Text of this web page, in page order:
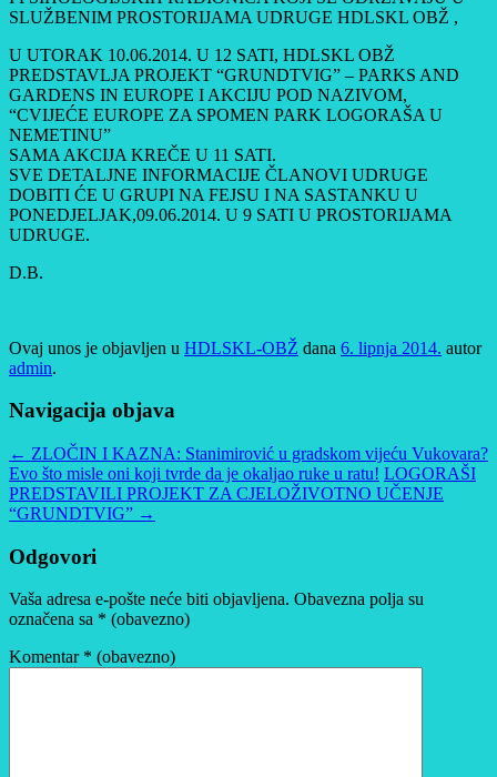
SLUŽBENIM PROSTORIJAMA UDRUGE HDLSKL OBŽ ,
U UTORAK 10.06.2014. U 12 SATI, HDLSKL OBŽ
PREDSTAVLJA PROJEKT “GRUNDTVIG” – PARKS AND
GARDENS IN EUROPE I AKCIJU POD NAZIVOM,
“CVIJEĆE EUROPE ZA SPOMEN PARK LOGORAŠA U
NEMETINU”
SAMA AKCIJA KREČE U 11 SATI.
SVE DETALJNE INFORMACIJE ČLANOVI UDRUGE
DOBITI ĆE U GRUPI NA FEJSU I NA SASTANKU U
PONEDJELJAK,09.06.2014. U 9 SATI U PROSTORIJAMA
UDRUGE.
D.B.
Ovaj unos je objavljen u HDLSKL-OBŽ dana 6. lipnja 2014. autor
admin.
Navigacija objava
← ZLOČIN I KAZNA: Stanimirović u gradskom vijeću Vukovara?
Evo što misle oni koji tvrde da je okaljao ruke u ratu! LOGORAŠI
PREDSTAVILI PROJEKT ZA CJELOŽIVOTNO UČENJE
“GRUNDTVIG” →
Odgovori
Vaša adresa e-pošte neće biti objavljena. Obavezna polja su
označena sa * (obavezno)
Komentar * (obavezno)